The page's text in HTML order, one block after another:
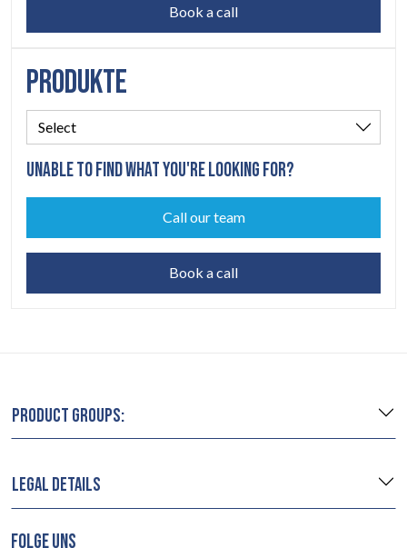
Book a call
PRODUKTE
UNABLE TO FIND WHAT YOU'RE LOOKING FOR?
Call our team
Book a call
PRODUCT GROUPS:
LEGAL DETAILS
FOLGE UNS